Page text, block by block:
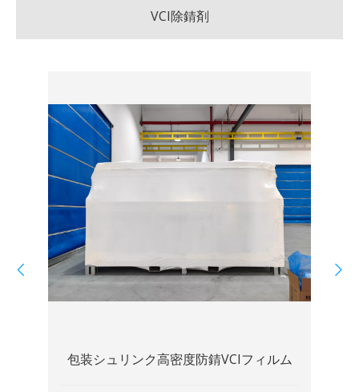
VCI除錆剤
包装シュリンク高密度防錆VCIフィルム